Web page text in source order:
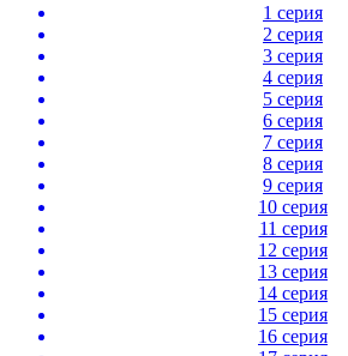
1 серия
2 серия
3 серия
4 серия
5 серия
6 серия
7 серия
8 серия
9 серия
10 серия
11 серия
12 серия
13 серия
14 серия
15 серия
16 серия